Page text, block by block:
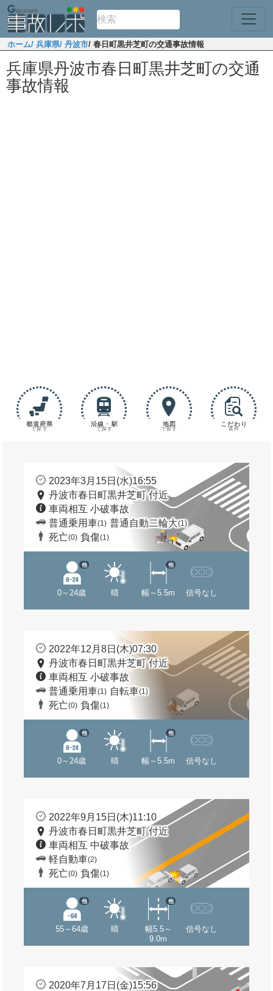
ホーム/ 兵庫県/ 丹波市/ 春日町黒井芝町の交通事故情報
兵庫県丹波市春日町黒井芝町の交通
事故情報
都道府県
で探す
沿線・駅
で探す
地図
で探す
こだわり
条件
2023年3月15日(水)16:55
丹波市春日町黒井芝町 付近
車両相互 小破事故
普通乗用車(1) 普通自動二輪大(1)
死亡(0) 負傷(1)
0～24歳
他
晴 幅～5.5m
他
信号なし
2022年12月8日(木)07:30
丹波市春日町黒井芝町 付近
車両相互 小破事故
普通乗用車(1) 自転車(1)
死亡(0) 負傷(1)
0～24歳
他
晴 幅～5.5m
他
信号なし
2022年9月15日(木)11:10
丹波市春日町黒井芝町 付近
車両相互 中破事故
軽自動車(2)
死亡(0) 負傷(1)
55～64歳
他
晴
幅5.5～
9.0m
他
信号なし
2020年7月17日(金)15:56